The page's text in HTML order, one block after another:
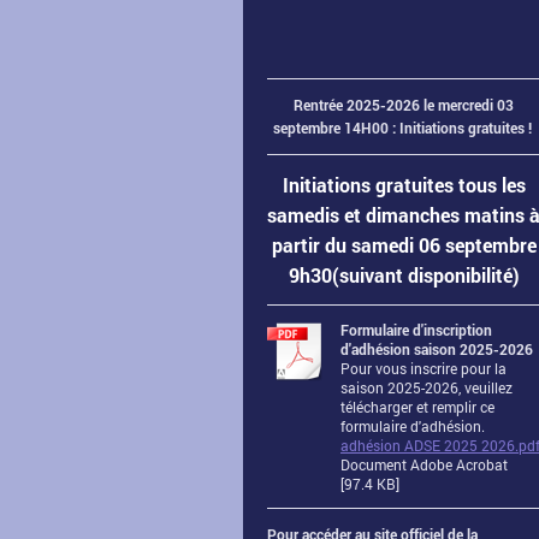
Rentrée 2025-2026 le mercredi 03
septembre 14H00 : Initiations gratuites !
Initiations gratuites tous les
samedis et dimanches matins
partir du samedi 06 septembre
9h30(suivant disponibilité)
Formulaire d'inscription
d'adhésion saison 2025-2026
Pour vous inscrire pour la
saison 2025-2026, veuillez
télécharger et remplir ce
formulaire d'adhésion.
adhésion ADSE 2025 2026.pdf
Document Adobe Acrobat
[97.4 KB]
Pour accéder au site officiel de la